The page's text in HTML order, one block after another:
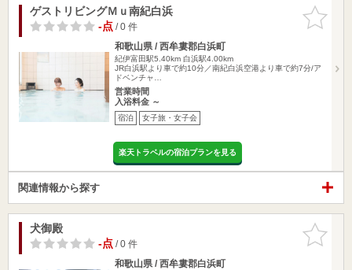
お気に入
りに追加
ゲストリビングＭｕ南紀白浜
-点/ 0 件
和歌山県 / 西牟婁郡白浜町
紀伊富田駅5.40km 白浜駅4.00km
JR白浜駅より車で約10分／南紀白浜空港より車で約7分/ア
ドベンチャ…
営業時間
入浴料金 ～
宿泊 女子旅・女子会
楽天トラベルの宿泊プランを見る
関連情報から探す
お気に入
りに追加
犬御殿
-点/ 0 件
和歌山県 / 西牟婁郡白浜町